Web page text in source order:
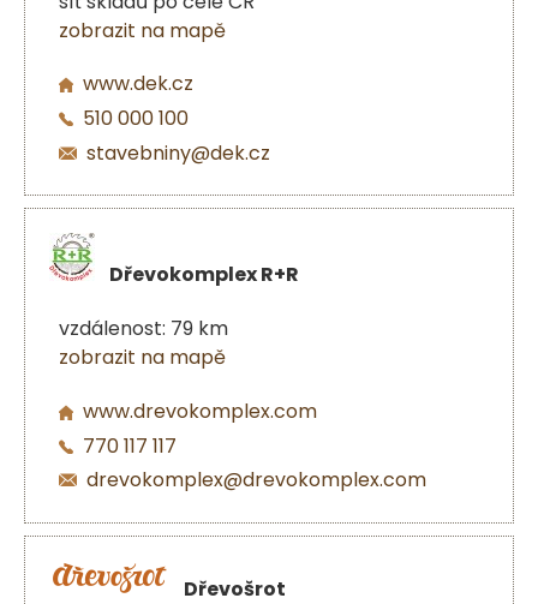
zobrazit na mapě
www.dek.cz
510 000 100
stavebniny@dek.cz
Dřevokomplex R+R
vzdálenost: 79 km
zobrazit na mapě
www.drevokomplex.com
770 117 117
drevokomplex@drevokomplex.com
Dřevošrot